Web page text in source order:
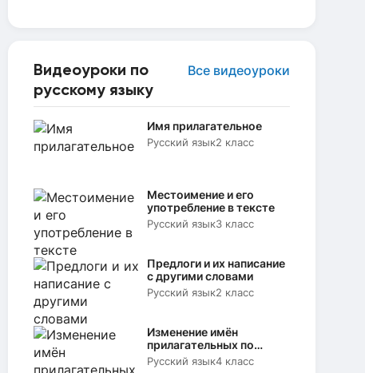
Видеоуроки по
русскому языку
Все видеоуроки
Имя прилагательное
Русский язык2 класс
Местоимение и его
употребление в тексте
Русский язык3 класс
Предлоги и их написание
с другими словами
Русский язык2 класс
Изменение имён
прилагательных по
родам и числам
Русский язык4 класс